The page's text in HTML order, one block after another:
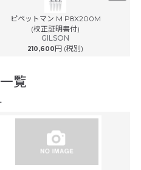
ピペットマン M P8X200M
(校正証明書付)
GILSON
210,600円 (税別)
覧